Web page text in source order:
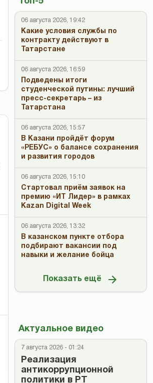
06 августа 2026, 19:42
Какие условия службы по
контракту действуют в
Татарстане
06 августа 2026, 16:59
Подведены итоги
студенческой путины: лучший
пресс-секретарь – из
Татарстана
06 августа 2026, 15:57
В Казани пройдёт форум
«РЕБУС» о балансе сохранения
и развития городов
06 августа 2026, 15:10
Стартовал приём заявок на
премию «ИТ Лидер» в рамках
Kazan Digital Week
06 августа 2026, 13:32
В казанском пункте отбора
подбирают вакансии под
навыки и желание бойца
Показать ещё
Актуальное видео
7 августа 2026 - 01:24
Реализация
антикоррупционной
политики в РТ